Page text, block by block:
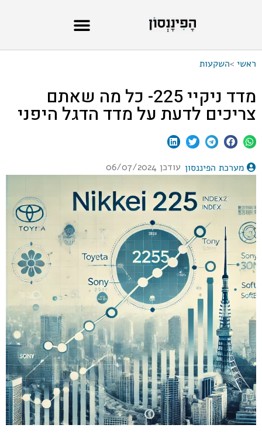
ראשי >השקעות
מדד ניקיי 225- כל מה שאתם
צריכים לדעת על מדד הדגל היפני
מערכת הפיננסון עודכן 06/07/2024